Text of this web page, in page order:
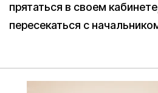
прятаться в своем
пересекаться с